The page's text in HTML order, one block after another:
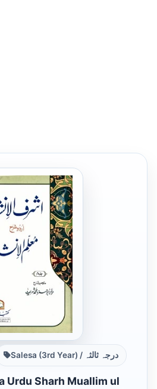
Salesa (3rd Year) / درجہ ثالثہ
Urdu Sharh Muallim ul